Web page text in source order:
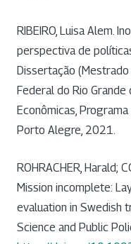
RIBEIRO, Luisa Alem.
perspectiva de
Dissertação (Mestrado
Federal do Rio Grande
Econômicas,
Porto Alegre, 2021.
ROHRACHER, Harald;
Mission incomplete:
evaluation in Swedish
Science and Public